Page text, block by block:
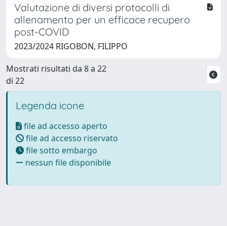
Valutazione di diversi protocolli di
allenamento per un efficace recupero
post-COVID
2023/2024 RIGOBON, FILIPPO
Mostrati risultati da 8 a 22
di 22
Legenda icone
file ad accesso aperto
file ad accesso riservato
file sotto embargo
nessun file disponibile